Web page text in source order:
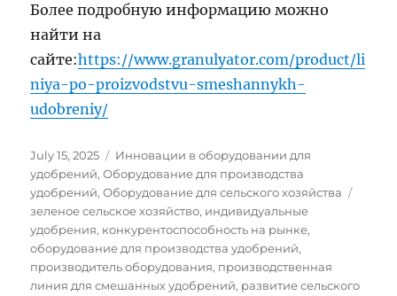
Более подробную информацию можно
найти на
сайте:https://www.granulyator.com/product/li
niya-po-proizvodstvu-smeshannykh-
udobreniy/
Posted
on
July 15, 2025 Categories
Инновации в оборудовании для
удобрений,Оборудование для производства
удобрений,Оборудование для сельского хозяйства
зеленое сельское хозяйство, индивидуальные
удобрения, конкурентоспособность на рынке,
оборудование для производства удобрений,
производитель оборудования, производственная
линия для смешанных удобрений, развитие сельского